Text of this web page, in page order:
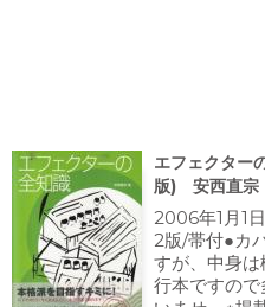
エフェクター
版) 安西直
2006年1月1
2版/帯付●カ
すが、中身
行本ですの